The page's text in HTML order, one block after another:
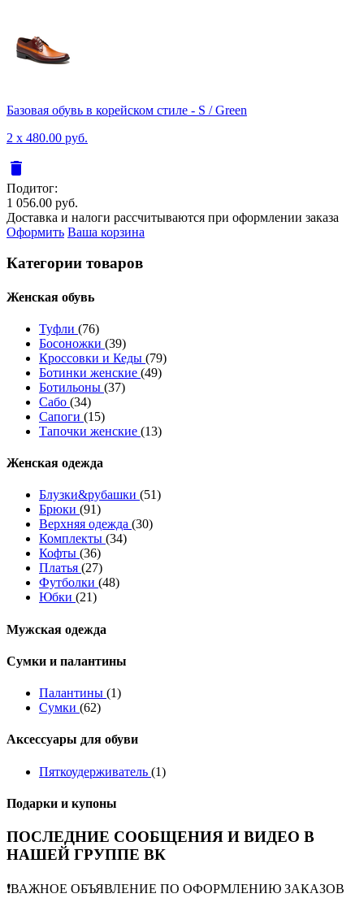
Базовая обувь в корейском стиле - S / Green
2 x 480.00 руб.
delete
Подитог:
1 056.00 руб.
Доставка и налоги рассчитываются при оформлении заказа
Оформить Ваша корзина
Категории товаров
Женcкая обувь
Туфли (76)
Босоножки (39)
Кроссовки и Кеды (79)
Ботинки женские (49)
Ботильоны (37)
Сабо (34)
Сапоги (15)
Тапочки женские (13)
Женская одежда
Блузки&рубашки (51)
Брюки (91)
Верхняя одежда (30)
Комплекты (34)
Кофты (36)
Платья (27)
Футболки (48)
Юбки (21)
Мужская одежда
Сумки и палантины
Палантины (1)
Сумки (62)
Аксессуары для обуви
Пяткоудерживатель (1)
Подарки и купоны
ПОСЛЕДНИЕ СООБЩЕНИЯ И ВИДЕО В
НАШЕЙ ГРУППЕ ВК
❗️ВАЖНОЕ ОБЪЯВЛЕНИЕ ПО ОФОРМЛЕНИЮ ЗАКАЗОВ